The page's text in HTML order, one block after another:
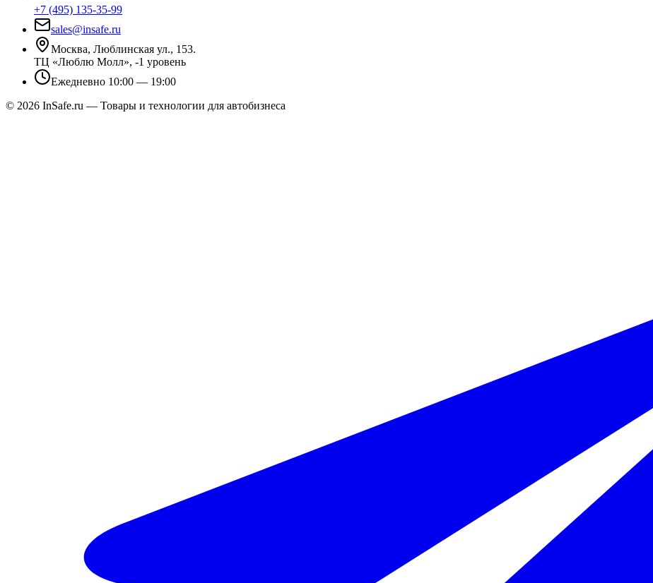
+7 (495) 135-35-99
sales@insafe.ru
Москва, Люблинская ул., 153.
ТЦ «Люблю Молл», -1 уровень
Ежедневно 10:00 — 19:00
© 2026 InSafe.ru — Товары и технологии для автобизнеса